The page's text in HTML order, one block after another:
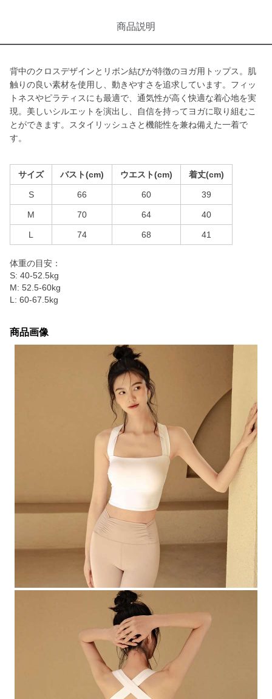
商品説明
背中のクロスデザインとリボン結びが特徴のヨガ用トップス。肌
触りの良い素材を使用し、動きやすさを追求しています。フィッ
トネスやピラティスにも最適で、通気性が高く快適な着心地を実
現。美しいシルエットを演出し、自信を持ってヨガに取り組むこ
とができます。スタイリッシュさと機能性を兼ね備えた一着で
す。
サイズ バスト(cm) ウエスト(cm) 着丈(cm)
S 66 60 39
M 70 64 40
L 74 68 41
体重の目安：
S: 40-52.5kg
M: 52.5-60kg
L: 60-67.5kg
商品画像